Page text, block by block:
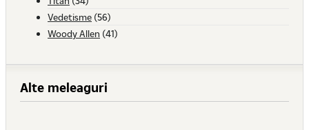
Vedetisme (56)
Woody Allen (41)
Alte meleaguri